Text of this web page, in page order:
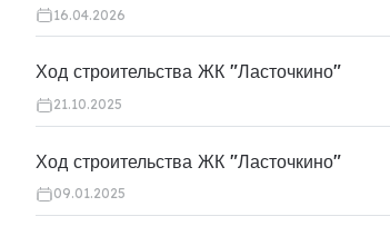
16.04.2026
Ход строительства ЖК "Ласточкино"
21.10.2025
Ход строительства ЖК "Ласточкино"
09.01.2025